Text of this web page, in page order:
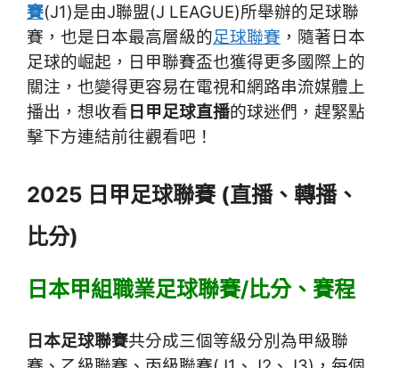
賽(J1)是由J聯盟(J LEAGUE)所舉辦的足球聯
賽，也是日本最高層級的足球聯賽 ，隨著日本
足球的崛起，日甲聯賽盃也獲得更多國際上的
關注，也變得更容易在電視和網路串流媒體上
播出，想收看 日甲足球直播的球迷們，趕緊點
擊下方連結前往觀看吧！
2025 日甲足球聯賽 (直播、轉播、
比分)
日本甲組職業足球聯賽/比分、賽程
日本足球聯賽共分成三個等級分別為甲級聯